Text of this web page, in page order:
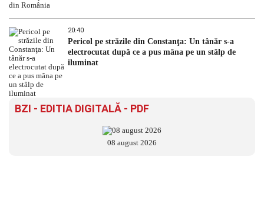
20:40
Pericol pe străzile din Constanţa: Un tânăr s-a
electrocutat după ce a pus mâna pe un stâlp de
iluminat
BZI - EDITIA DIGITALĂ - PDF
08 august 2026